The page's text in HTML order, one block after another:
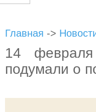
Главная ->
14
подумали о